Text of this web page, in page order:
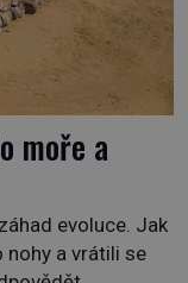
moře a
evoluce. Jak
a vrátili se